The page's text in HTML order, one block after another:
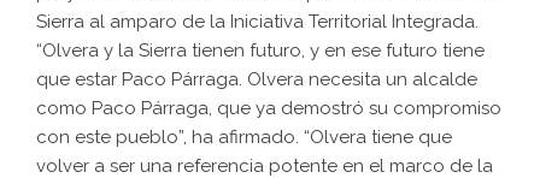
Sierra al amparo de la Iniciativa Territorial Integrada.
“Olvera y la Sierra tienen futuro, y en ese futuro tiene
que estar Paco Párraga. Olvera necesita un alcalde
como Paco Párraga, que ya demostró su compromiso
con este pueblo”, ha afirmado. “Olvera tiene que
volver a ser una referencia potente en el marco de la